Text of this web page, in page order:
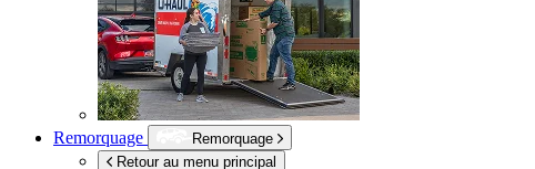
Remorquage
Remorquage
Retour au menu principal